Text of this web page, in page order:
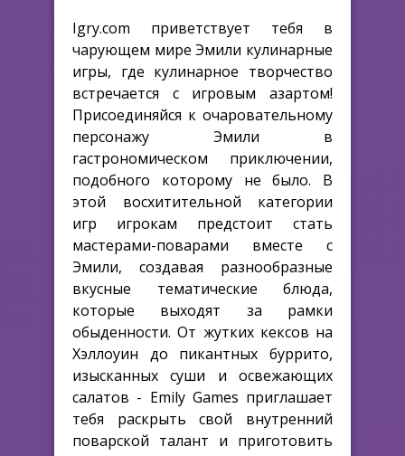
Igry.com приветствует тебя в
чарующем мире Эмили кулинарные
игры, где кулинарное творчество
встречается с игровым азартом!
Присоединяйся к очаровательному
персонажу Эмили в
гастрономическом приключении,
подобного которому не было. В
этой восхитительной категории
игр игрокам предстоит стать
мастерами-поварами вместе с
Эмили, создавая разнообразные
вкусные тематические блюда,
которые выходят за рамки
обыденности. От жутких кексов на
Хэллоуин до пикантных буррито,
изысканных суши и освежающих
салатов - Emily Games приглашает
тебя раскрыть свой внутренний
поварской талант и приготовить